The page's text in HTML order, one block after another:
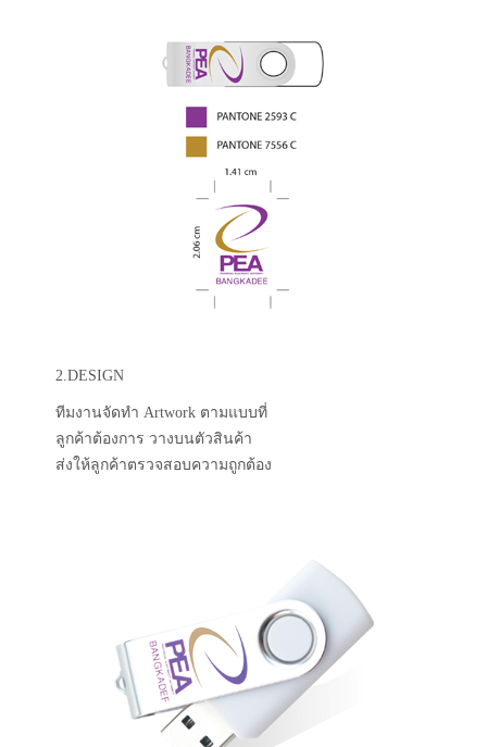
2.DESIGN
ทีมงานจัดทำ Artwork ตามแบบที่
ลูกค้าต้องการ วางบนตัวสินค้า
ส่งให้ลูกค้าตรวจสอบความถูกต้อง